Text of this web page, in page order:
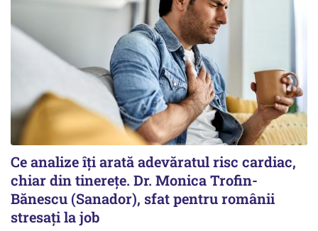
Ce analize îți arată adevăratul risc cardiac,
chiar din tinerețe. Dr. Monica Trofin-
Bănescu (Sanador), sfat pentru românii
stresați la job